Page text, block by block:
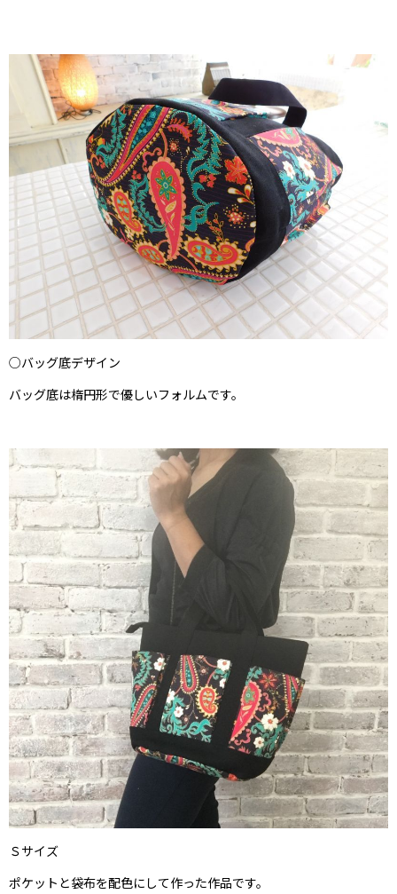
○バッグ底デザイン
バッグ底は楕円形で優しいフォルムです。
Ｓサイズ
ポケットと袋布を配色にして作った作品です。